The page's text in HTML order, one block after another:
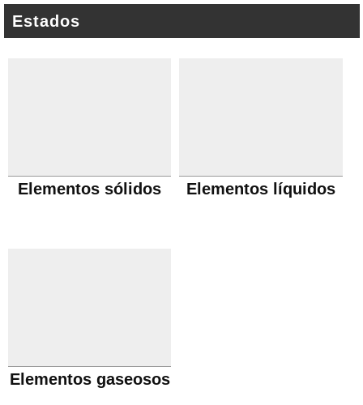
Estados
Elementos sólidos Elementos líquidos
Elementos gaseosos